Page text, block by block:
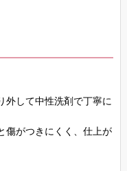
外して中性洗剤で丁寧に
傷がつきにくく、仕上が